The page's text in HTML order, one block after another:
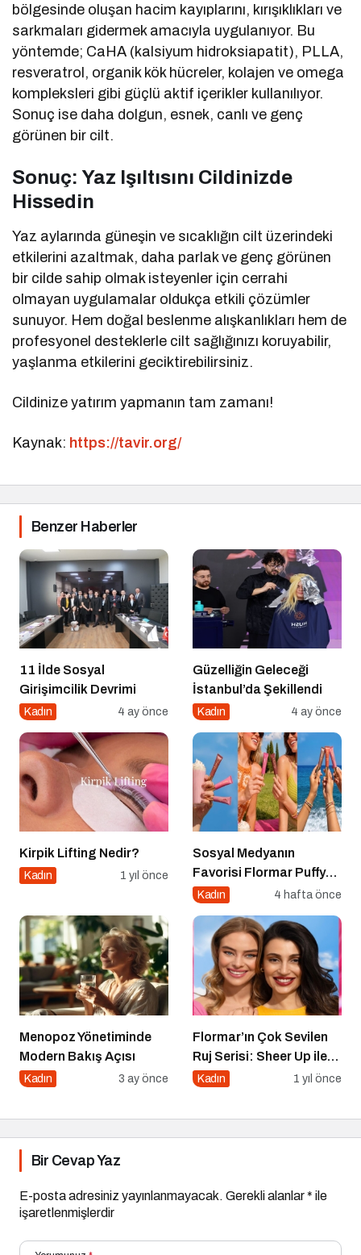
bölgesinde oluşan hacim kayıplarını, kırışıklıkları ve
sarkmaları gidermek amacıyla uygulanıyor. Bu
yöntemde; CaHA (kalsiyum hidroksiapatit), PLLA,
resveratrol, organik kök hücreler, kolajen ve omega
kompleksleri gibi güçlü aktif içerikler kullanılıyor.
Sonuç ise daha dolgun, esnek, canlı ve genç
görünen bir cilt.
Sonuç: Yaz Işıltısını Cildinizde
Hissedin
Yaz aylarında güneşin ve sıcaklığın cilt üzerindeki
etkilerini azaltmak, daha parlak ve genç görünen
bir cilde sahip olmak isteyenler için cerrahi
olmayan uygulamalar oldukça etkili çözümler
sunuyor. Hem doğal beslenme alışkanlıkları hem de
profesyonel desteklerle cilt sağlığınızı koruyabilir,
yaşlanma etkilerini geciktirebilirsiniz.
Cildinize yatırım yapmanın tam zamanı!
Kaynak: https://tavir.org/
Benzer Haberler
11 İlde Sosyal
Girişimcilik Devrimi
Kadın 4 ay önce
Güzelliğin Geleceği
İstanbul’da Şekillendi
Kadın 4 ay önce
Kirpik Lifting Nedir?
Kadın 1 yıl önce
Sosyal Medyanın
Favorisi Flormar Puffy
Liquid Blush Serisine
Kadın 4 hafta önce
Menopoz Yönetiminde
Modern Bakış Açısı
Kadın 3 ay önce
Flormar’ın Çok Sevilen
Ruj Serisi: Sheer Up ile
Gülümse
Kadın 1 yıl önce
Bir Cevap Yaz
E-posta adresiniz yayınlanmayacak. Gerekli alanlar* ile
işaretlenmişlerdir